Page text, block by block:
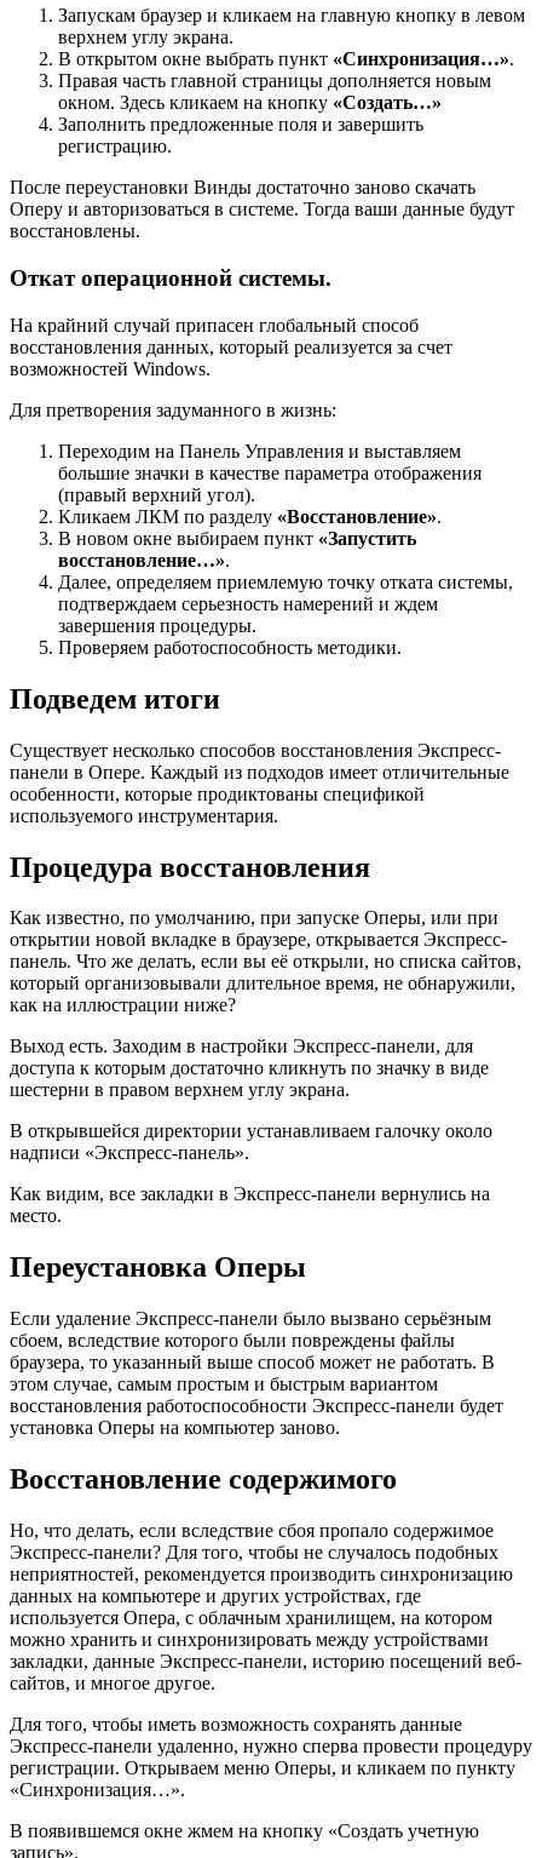
Запускам браузер и кликаем на главную кнопку в левом
верхнем углу экрана.
В открытом окне выбрать пункт «Синхронизация…».
Правая часть главной страницы дополняется новым
окном. Здесь кликаем на кнопку «Создать…»
Заполнить предложенные поля и завершить
регистрацию.
После переустановки Винды достаточно заново скачать
Оперу и авторизоваться в системе. Тогда ваши данные будут
восстановлены.
Откат операционной системы.
На крайний случай припасен глобальный способ
восстановления данных, который реализуется за счет
возможностей Windows.
Для претворения задуманного в жизнь:
Переходим на Панель Управления и выставляем
большие значки в качестве параметра отображения
(правый верхний угол).
Кликаем ЛКМ по разделу «Восстановление».
В новом окне выбираем пункт «Запустить
восстановление…».
Далее, определяем приемлемую точку отката системы,
подтверждаем серьезность намерений и ждем
завершения процедуры.
Проверяем работоспособность методики.
Подведем итоги
Существует несколько способов восстановления Экспресс-
панели в Опере. Каждый из подходов имеет отличительные
особенности, которые продиктованы спецификой
используемого инструментария.
Процедура восстановления
Как известно, по умолчанию, при запуске Оперы, или при
открытии новой вкладке в браузере, открывается Экспресс-
панель. Что же делать, если вы её открыли, но списка сайтов,
который организовывали длительное время, не обнаружили,
как на иллюстрации ниже?
Выход есть. Заходим в настройки Экспресс-панели, для
доступа к которым достаточно кликнуть по значку в виде
шестерни в правом верхнем углу экрана.
В открывшейся директории устанавливаем галочку около
надписи «Экспресс-панель».
Как видим, все закладки в Экспресс-панели вернулись на
место.
Переустановка Оперы
Если удаление Экспресс-панели было вызвано серьёзным
сбоем, вследствие которого были повреждены файлы
браузера, то указанный выше способ может не работать. В
этом случае, самым простым и быстрым вариантом
восстановления работоспособности Экспресс-панели будет
установка Оперы на компьютер заново.
Восстановление содержимого
Но, что делать, если вследствие сбоя пропало содержимое
Экспресс-панели? Для того, чтобы не случалось подобных
неприятностей, рекомендуется производить синхронизацию
данных на компьютере и других устройствах, где
используется Опера, с облачным хранилищем, на котором
можно хранить и синхронизировать между устройствами
закладки, данные Экспресс-панели, историю посещений веб-
сайтов, и многое другое.
Для того, чтобы иметь возможность сохранять данные
Экспресс-панели удаленно, нужно сперва провести процедуру
регистрации. Открываем меню Оперы, и кликаем по пункту
«Синхронизация…».
В появившемся окне жмем на кнопку «Создать учетную
запись».